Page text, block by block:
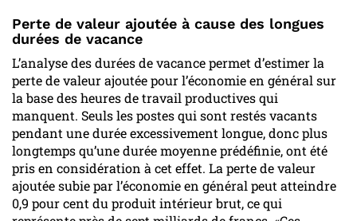
Perte de valeur ajoutée à cause des longues
durées de vacance
L’analyse des durées de vacance permet d’estimer la
perte de valeur ajoutée pour l’économie en général sur
la base des heures de travail productives qui
manquent. Seuls les postes qui sont restés vacants
pendant une durée excessivement longue, donc plus
longtemps qu’une durée moyenne prédéfinie, ont été
pris en considération à cet effet. La perte de valeur
ajoutée subie par l’économie en général peut atteindre
0,9 pour cent du produit intérieur brut, ce qui